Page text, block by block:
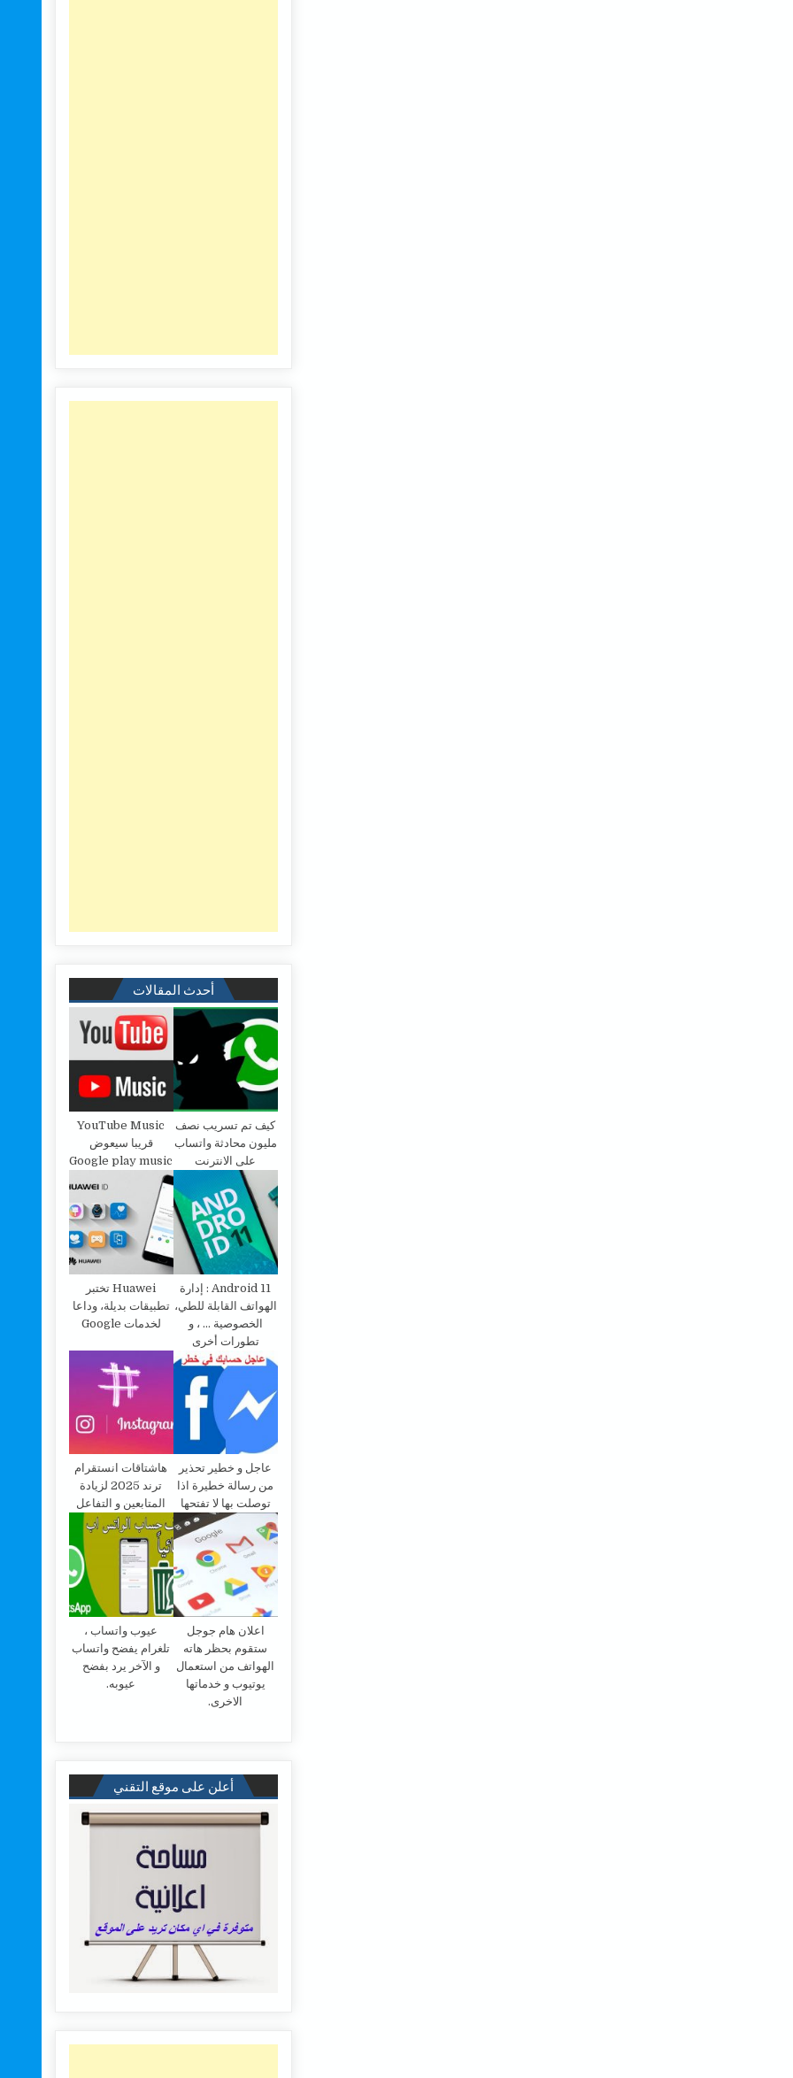
أحدث المقالات
كيف تم تسريب نصف
مليون محادثة واتساب
على الانترنت
YouTube Music
قريبا سيعوض
Google play music
Android 11 : إدارة
الهواتف القابلة للطي،
الخصوصية … ، و
تطورات أخرى
Huawei تختبر
تطبيقات بديلة، وداعا
لخدمات Google
عاجل و خطير تحذير
من رسالة خطيرة اذا
توصلت بها لا تفتحها
هاشتاقات انستقرام
ترند 2025 لزيادة
المتابعين و التفاعل
اعلان هام جوجل
ستقوم بحظر هاته
الهواتف من استعمال
يوتيوب و خدماتها
الاخرى.
عيوب واتساب ،
تلغرام يفضح واتساب
و الآخر يرد بفضح
عيوبه.
أعلن على موقع التقني